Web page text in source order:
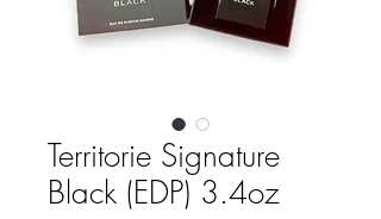
Territorie Signature
Black (EDP) 3.4oz